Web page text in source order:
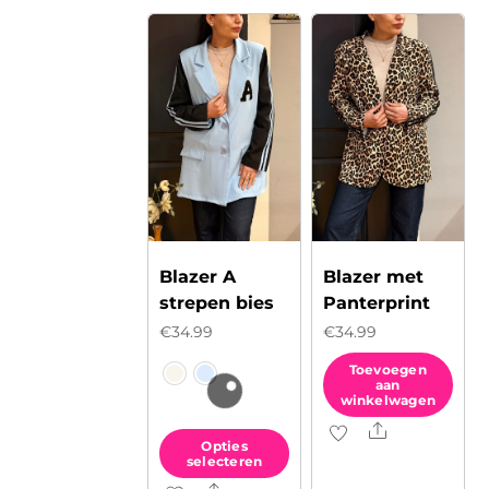
meerdere
variaties.
Deze
optie
kan
gekozen
worden
op
productpagina
Blazer A
strepen bies
€34.99
Opties
selecteren
Blazer met
Panterprint
€34.99
Toevoegen
aan
winkelwagen
Share